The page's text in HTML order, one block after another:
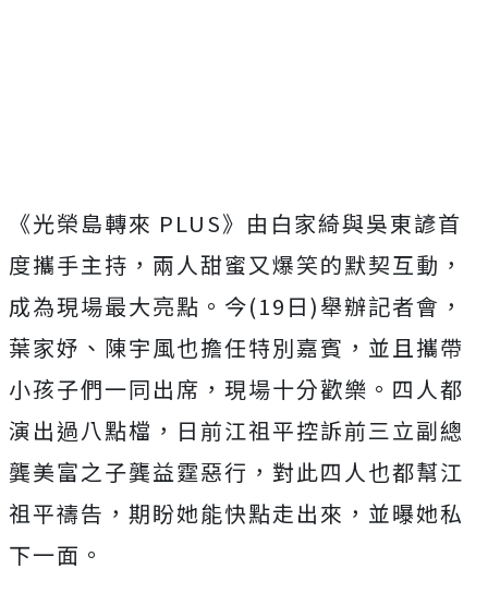
《光榮島轉來 PLUS》由白家綺與吳東諺首
度攜手主持，兩人甜蜜又爆笑的默契互動，
成為現場最大亮點。今(19 日)舉辦記者會，
葉家妤、陳宇風也擔任特別嘉賓，並且攜帶
小孩子們一同出席，現場十分歡樂。四人都
演出過八點檔，日前江祖平控訴前三立副總
龔美富之子龔益霆惡行，對此四人也都幫江
祖平禱告，期盼她能快點走出來，並曝她私
下一面。